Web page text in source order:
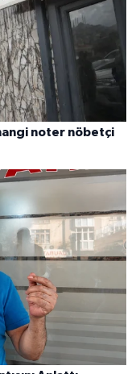
noter nöbetçi